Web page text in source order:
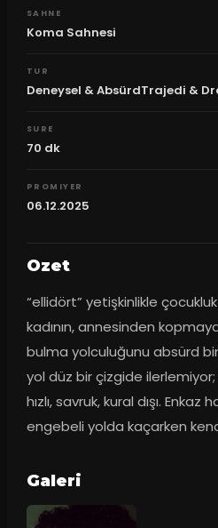
SAHNE
Koma Sahnesi
TUR
Deneysel & AbsürdTrajedi &
SURE
70 dk
PROMIYER
06.12.2025
Ozet
“ellidört” yetişkinlikle çocukluk
kadının, annesinden
bulma yolculuğunu absürd
yol düz bir çizgide ilerlemiyor;
hızlı, savruk, kural dışı. Enkaz
engebeli yolda kaçarken
Galeri